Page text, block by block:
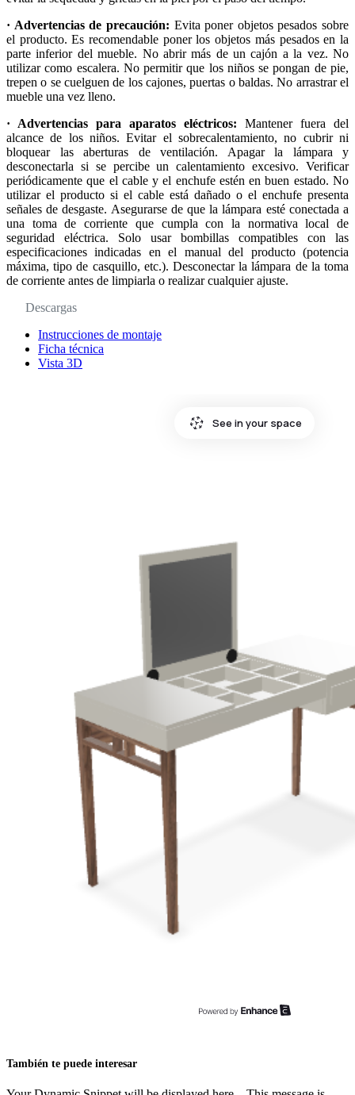
· Advertencias de precaución: Evita poner objetos pesados sobre
el producto. Es recomendable poner los objetos más pesados en la
parte inferior del mueble. No abrir más de un cajón a la vez. No
utilizar como escalera. No permitir que los niños se pongan de pie,
trepen o se cuelguen de los cajones, puertas o baldas. No arrastrar el
mueble una vez lleno.
· Advertencias para aparatos eléctricos: Mantener fuera del
alcance de los niños. Evitar el sobrecalentamiento, no cubrir ni
bloquear las aberturas de ventilación. Apagar la lámpara y
desconectarla si se percibe un calentamiento excesivo. Verificar
periódicamente que el cable y el enchufe estén en buen estado. No
utilizar el producto si el cable está dañado o el enchufe presenta
señales de desgaste. Asegurarse de que la lámpara esté conectada a
una toma de corriente que cumpla con la normativa local de
seguridad eléctrica. Solo usar bombillas compatibles con las
especificaciones indicadas en el manual del producto (potencia
máxima, tipo de casquillo, etc.). Desconectar la lámpara de la toma
de corriente antes de limpiarla o realizar cualquier ajuste.
Descargas
Instrucciones de montaje
Ficha técnica
Vista 3D
También te puede interesar